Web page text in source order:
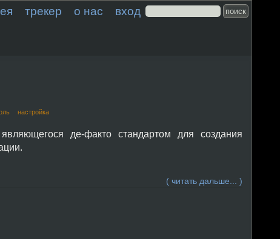
трекер о нас вход
настройка
де-факто стандартом для создания
( читать дальше... )